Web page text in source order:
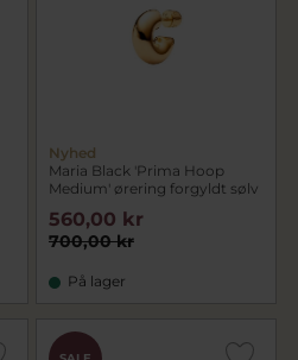
Nyhed
Maria Black 'Prima Hoop
Medium' ørering forgyldt sølv
700,00 kr
560,00 kr
På lager